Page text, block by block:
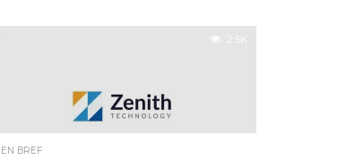
2.5K
EN BREF